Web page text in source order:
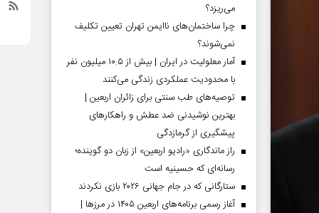
می‌ریزد؟
چرا ساختمان‌های ناایمن تهران تعیین تکلیف
نمی‌شوند؟
آمار معلولیت در ایران | بیش از ۱۰.۵ میلیون نفر
با محدودیت عملکردی زندگی می‌کنند
توصیه‌های طب سنتی برای زائران اربعین |
بهترین نوشیدنی ضد عطش و راهکارهای
پیشگیری از گرمازدگی
راز ماندگاری «رادیو اربعین» از زبان دو گوینده؛
رسانه‌ای که حسینیه است
ستارگانی که در جام جهانی ۲۰۲۶ بازی نکردند
آغاز رسمی برنامه‌های اربعین ۱۴۰۵ در مرز‌ها |